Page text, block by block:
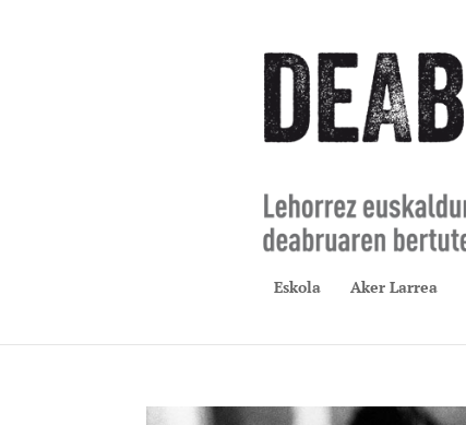
Eskola Aker Larrea